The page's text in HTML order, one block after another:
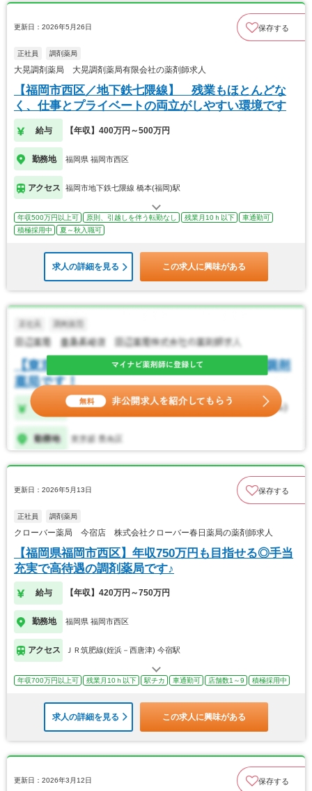
更新日：2026年5月26日 保存する
正社員 調剤薬局
大晃調剤薬局 大晃調剤薬局有限会社の薬剤師求人
【福岡市西区／地下鉄七隈線】 残業もほとんどな
く、仕事とプライベートの両立がしやすい環境です
給与 【年収】400万円～500万円
勤務地 福岡県 福岡市西区
アクセス 福岡市地下鉄七隈線 橋本(福岡)駅
年収500万円以上可 原則、引越しを伴う転勤なし 残業月10ｈ以下
車通勤可
積極採用中
夏～秋入職可
求人の詳細を見る この求人に興味がある
更新日：2026年5月13日 保存する
正社員 調剤薬局
クローバー薬局 今宿店 株式会社クローバー春日薬局の薬剤師求人
【福岡県福岡市西区】年収750万円も目指せる◎手当
充実で高待遇の調剤薬局です♪
給与 【年収】420万円～750万円
勤務地 福岡県 福岡市西区
アクセス ＪＲ筑肥線(姪浜－西唐津) 今宿駅
年収700万円以上可 残業月10ｈ以下 駅チカ 車通勤可 店舗数1～9 積極採用中
求人の詳細を見る この求人に興味がある
更新日：2026年3月12日 保存する